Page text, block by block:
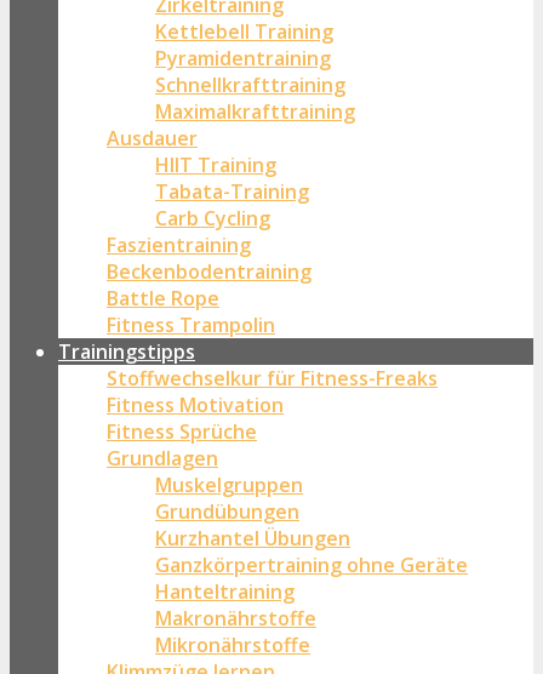
Kettlebell Training
Pyramidentraining
Schnellkrafttraining
Maximalkrafttraining
Ausdauer
HIIT Training
Tabata-Training
Carb Cycling
Faszientraining
Beckenbodentraining
Battle Rope
Fitness Trampolin
Trainingstipps
Stoffwechselkur für Fitness-Freaks
Fitness Motivation
Fitness Sprüche
Grundlagen
Muskelgruppen
Grundübungen
Kurzhantel Übungen
Ganzkörpertraining ohne Geräte
Hanteltraining
Makronährstoffe
Mikronährstoffe